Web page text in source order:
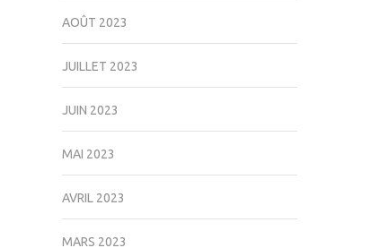
AOÛT 2023
JUILLET 2023
JUIN 2023
MAI 2023
AVRIL 2023
MARS 2023